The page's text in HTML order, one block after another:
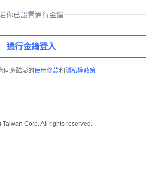
你已設置通行金鑰
通行金鑰登入
同意酷澎的使用條款和 隱私權政策
Corp. All rights reserved.